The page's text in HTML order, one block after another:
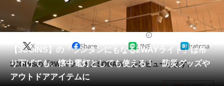
スポーツ・レジャー スマホ・携帯電話
パソコン・タブレット ファッション
ペット 家電
工具・DIY 本・DVD・CD
【3COINS】の「ランタンにもなる2WAYライト」は吊
り下げても、懐中電灯としても使える！ 防災グッズや
アウトドアアイテムに
X Share LINE hatena
3COINSの「2WAYライト／SOBANI」をレビューします。